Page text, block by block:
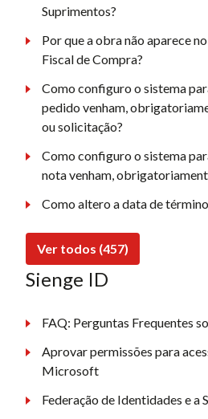
Suprimentos?
Por que a obra não aparece
Fiscal de Compra?
Como configuro o sistema
pedido venham,
ou solicitação?
Como configuro o sistema
nota venham,
Como altero a data de
Ver todos (457)
Sienge ID
FAQ: Perguntas Frequentes
Aprovar permissões para
Microsoft
Federação de Identidades e a